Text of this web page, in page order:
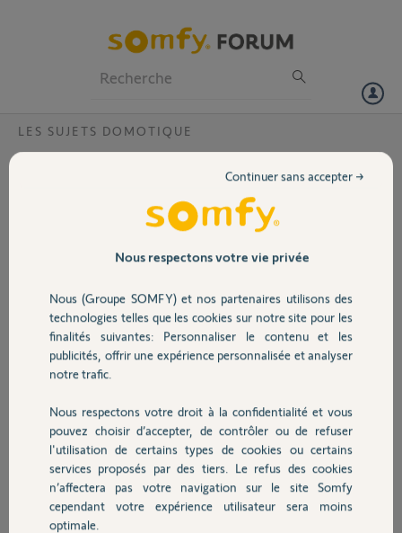
Volet
Sécurité
Domotique
Chauffage
Autres produits
LES SUJETS DOMOTIQUE
Pourquoi mes volets ne répondent plus aux
Depuis plusieurs semaines mes volets ne répondent plus aux
scénarios mentionnés dans tahoma. Nous n'avons fait aucune
Comment résoudre cela?
Merci,
michel M.
Participer au fil de discussion
Réponses
Nous respectons votre vie privée
Nous (Groupe SOMFY) et nos partenaires utilisons des
technologies telles que les cookies sur notre site pour les
finalités suivantes: Personnaliser le contenu et les
publicités, offrir une expérience personnalisée et analyser
notre trafic.
Nous respectons votre droit à la confidentialité et vous
pouvez choisir d’accepter, de contrôler ou de refuser
l'utilisation de certains types de cookies ou certains
services proposés par des tiers. Le refus des cookies
n’affectera pas votre navigation sur le site Somfy
cependant votre expérience utilisateur sera moins
optimale.
Continuer sans accepter →